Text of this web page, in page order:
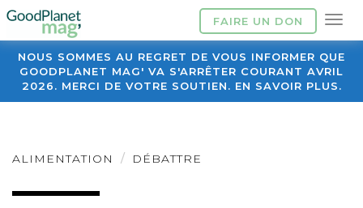
FAIRE UN DON
NOUS SOMMES AU REGRET DE VOUS INFORMER QUE
GOODPLANET MAG' VA S'ARRÊTER COURANT AVRIL
2026. MERCI DE VOTRE SOUTIEN. EN SAVOIR PLUS.
ALIMENTATION DÉBATTRE